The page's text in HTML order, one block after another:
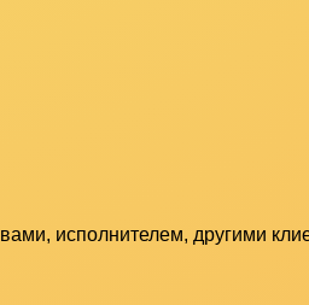
исполнителем, другими